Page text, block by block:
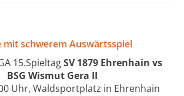
mit schwerem Auswärtsspiel
15.SpieltagSV 1879 Ehrenhain vs
BSG Wismut Gera II
Uhr, Waldsportplatz in Ehrenhain